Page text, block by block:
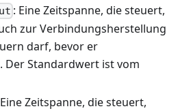
: Eine Zeitspanne, die steuert,
zur Verbindungsherstellung
darf, bevor er
Der Standardwert ist vom
Zeitspanne, die steuert,